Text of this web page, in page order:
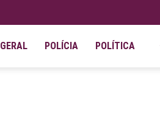
GERAL POLÍCIA POLÍTICA